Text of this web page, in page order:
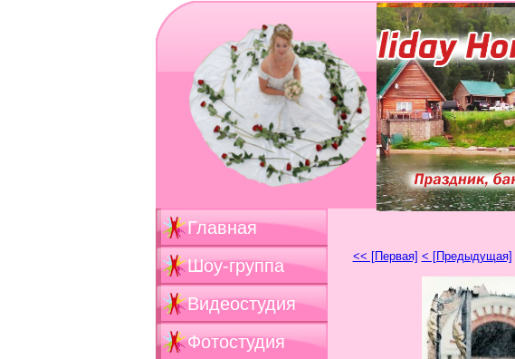
Главная
Шоу-группа
Видеостудия
Фотостудия
<< [Первая] < [Предыдущая]